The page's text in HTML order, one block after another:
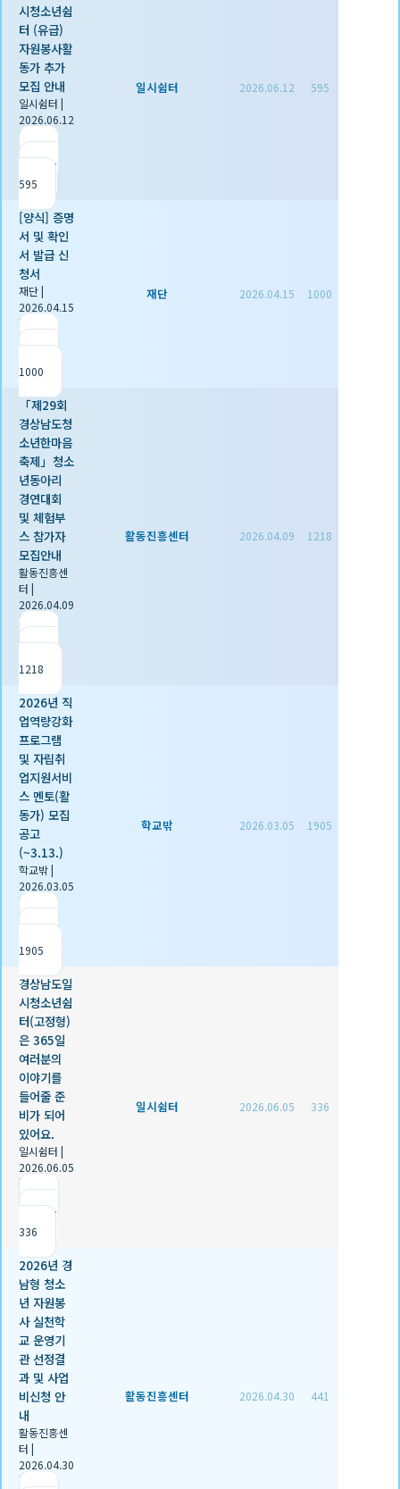
시청소년쉼
터 (유급)
자원봉사활
동가 추가
모집 안내
일시쉼터 |
2026.06.12
|
조회
595
일시쉼터 2026.06.12 595
[양식] 증명
서 및 확인
서 발급 신
청서
재단|
2026.04.15
|
1000
재단 2026.04.15 1000
「제29회
경상남도청
소년한마음
축제」청소
년동아리
경연대회
및 체험부
스 참가자
모집안내
활동진흥센
터 |
2026.04.09
|
1218
활동진흥센터 2026.04.09 1218
2026년 직
업역량강화
프로그램
및 자립취
업지원서비
스 멘토(활
동가) 모집
공고
(~3.13.)
학교밖|
2026.03.05
|
1905
학교밖 2026.03.05 1905
경상남도일
시청소년쉼
터(고정형)
은 365일
여러분의
이야기를
들어줄 준
비가 되어
있어요.
일시쉼터 |
2026.06.05
|
조회
336
일시쉼터 2026.06.05 336
2026년 경
남형 청소
년 자원봉
사 실천학
교 운영기
관 선정결
과 및 사업
비신청 안
내
활동진흥센
터 |
2026.04.30
|
활동진흥센터 2026.04.30 441